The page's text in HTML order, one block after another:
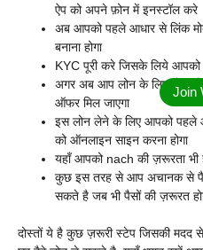
ऐप को अपने फ़ोन में इनस्टॉल करे
अब आपको पहले आधार से लिंक
बनाना होगा
KYC पूरी करे जिसके लिये आपको
अगर अब आप लोन के लिए योग्य है
ऑफर मिल जाएगा
इस लोन लेने के लिए आपको पहले
को ऑनलाइन साइन करना होगा
यहाँ आपको nach की ज़रूरता भी
कुछ इस तरह से आप अचानक से
सकते है जब भी पैसों की ज़रूरत
दोस्तों ये है कुछ ज़रूरी स्टेप जिसकी मदद